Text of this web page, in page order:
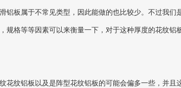
板属于不常见类型，因此能做的也比较少。不过我们
格等等因素可以来衡量一下，对于这种厚度的花纹铝
纹铝板以及是阵型花纹铝板的可能会偏多一些，并且